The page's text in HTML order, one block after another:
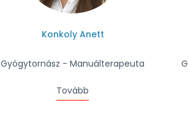
Konkoly Anett
Gyógytornász - Manuálterapeuta
Tovább